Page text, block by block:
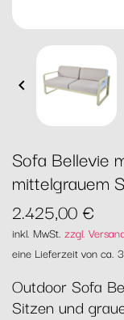

Sofa Bellevie
mittelgrauem
2.425,00 €
inkl. MwSt. zzgl.
eine Lieferzeit von ca.
Outdoor Sofa
Sitzen und